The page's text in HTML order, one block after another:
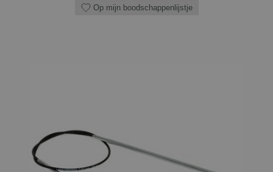
Op mijn boodschappenlijstje